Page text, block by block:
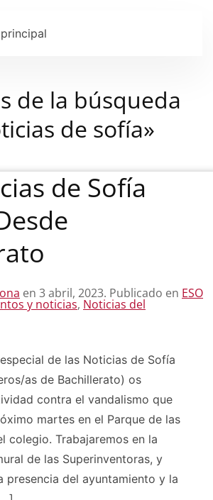
de la búsqueda
de sofía»
de Sofía
en 3 abril, 2023. Publicado en ESO
y noticias, Noticias del
de las Noticias de Sofía
as de Bachillerato) os
contra el vandalismo que
martes en el Parque de las
colegio. Trabajaremos en la
de las Superinventoras, y
presencia del ayuntamiento y la